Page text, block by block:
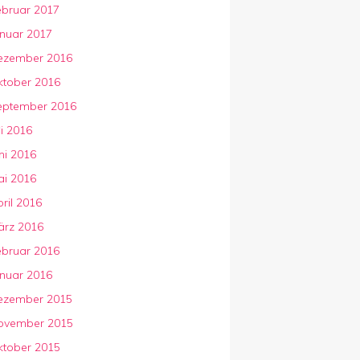
2017
2017
2016
2016
2016
2016
2016
2016
2016
2016
2016
2016
2015
2015
2015